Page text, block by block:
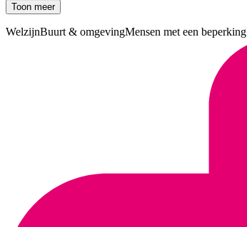
Toon meer
WelzijnBuurt & omgevingMensen met een beperking